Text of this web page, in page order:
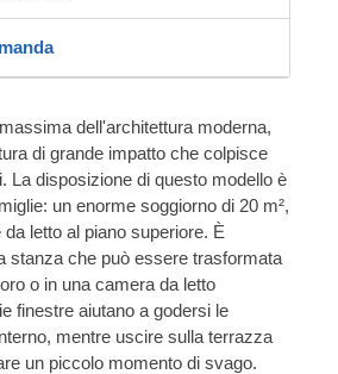
dell'architettura moderna,
di grande impatto che colpisce
La disposizione di questo modello è
un enorme soggiorno di 20 m²,
letto al piano superiore. È
stanza che può essere trasformata
o in una camera da letto
finestre aiutano a godersi le
mentre uscire sulla terrazza
un piccolo momento di svago.